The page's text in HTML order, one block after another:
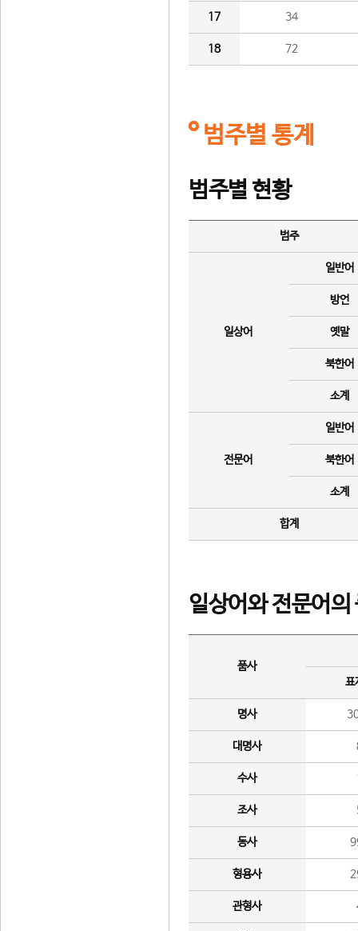
17 34
18 72
범주별 통계
범주별 현황
범주
일상어
일반어
방언
옛말
북한어
소계
전문어
일반어
북한어
소계
합계
일상어와 전문어의
품사
표
명사
대명사
수사
조사
동사
형용사
관형사